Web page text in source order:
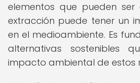
elementos que pueden ser
extracción puede tener un
en el medioambiente. Es
alternativas sostenibles
impacto ambiental de estos